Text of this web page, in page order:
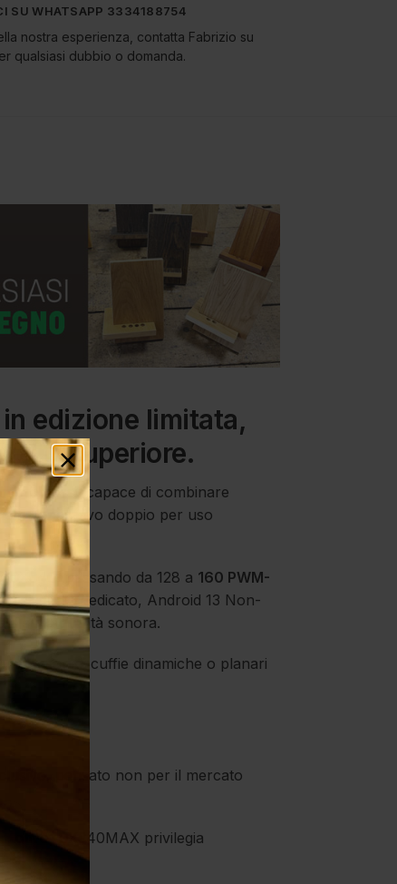
SU WHATSAPP 3334188754
nostra esperienza, contatta Fabrizio su
qualsiasi dubbio o domanda.
edizione limitata,
superiore.
capace di combinare
operativo doppio per uso
passando da 128 a 160 PWM-
dedicato, Android 13 Non-
sulla qualità sonora.
di cuffie dinamiche o planari
pensato non per il mercato
DX340MAX privilegia